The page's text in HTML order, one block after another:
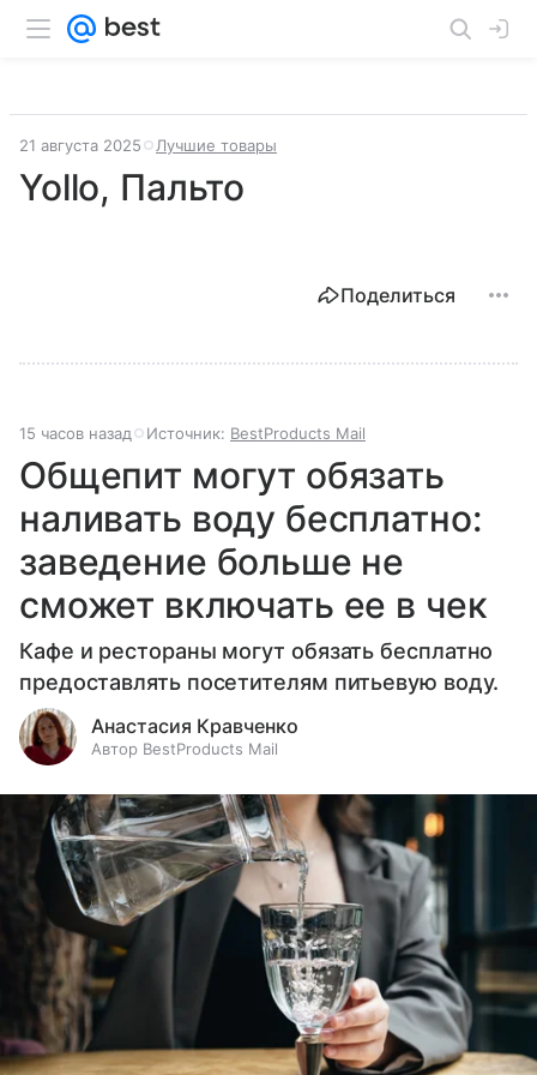
21 августа 2025 Лучшие товары
Yollo, Пальто
Поделиться
15 часов назад Источник: BestProducts Mail
Общепит могут обязать
наливать воду бесплатно:
заведение больше не
сможет включать ее в чек
Кафе и рестораны могут обязать бесплатно
предоставлять посетителям питьевую воду.
Анастасия Кравченко
Автор BestProducts Mail